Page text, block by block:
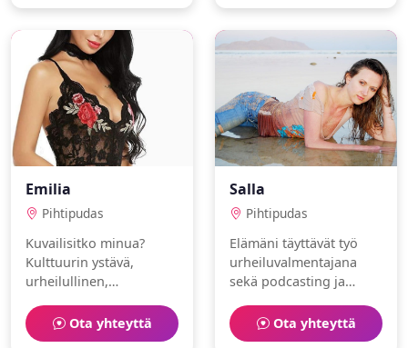
Emilia
Pihtipudas
Kuvailisitko minua?
Kulttuurin ystävä,
urheilullinen,
matkustaminen ja
eläimet.
Ota yhteyttä
Salla
Pihtipudas
Elämäni täyttävät työ
urheiluvalmentajana
sekä podcasting ja
eläinrakas ja
kunnianhimoinen.
Ota yhteyttä